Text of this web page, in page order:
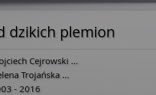
dzikich plemion
Cejrowski ...
Trojańska ...
- 2016